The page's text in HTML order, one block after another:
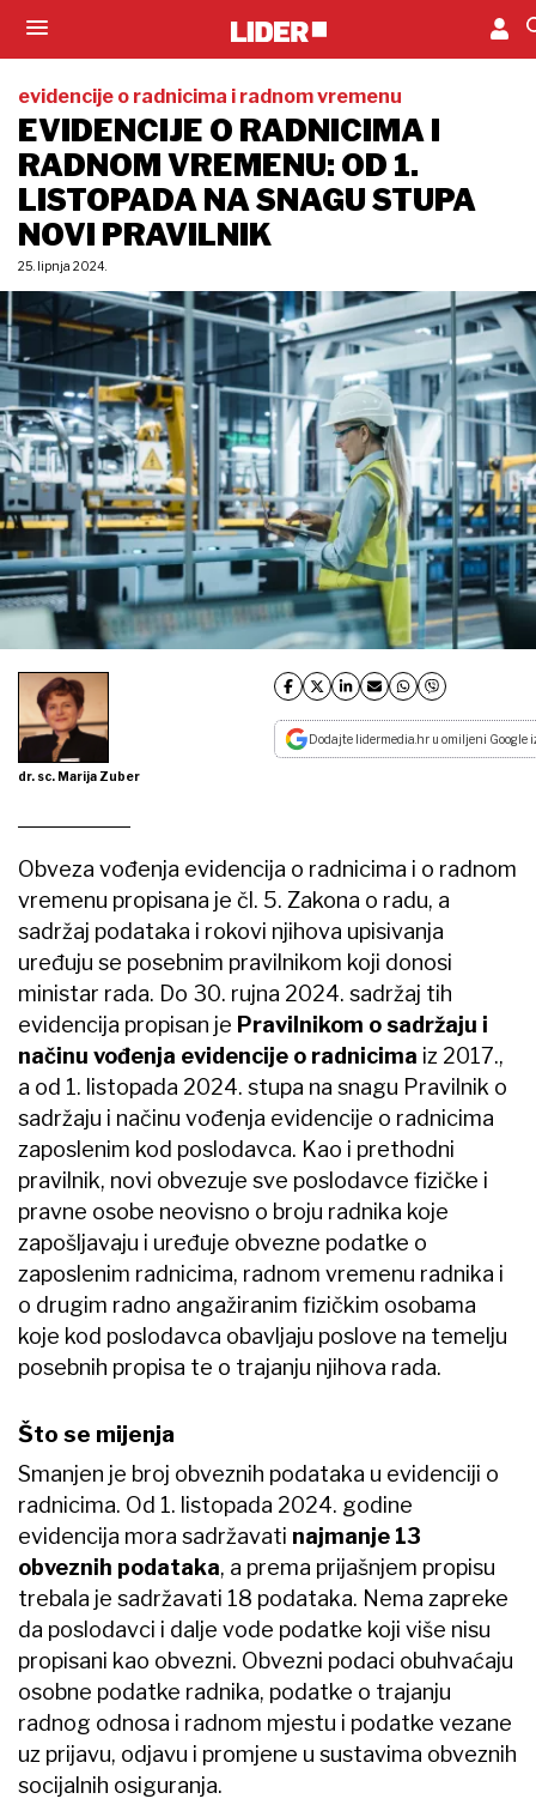
evidencije o radnicima i radnom vremenu
EVIDENCIJE O RADNICIMA I
RADNOM VREMENU: OD 1.
LISTOPADA NA SNAGU STUPA
NOVI PRAVILNIK
25. lipnja 2024.
dr. sc. Marija Zuber
Dodajte lidermedia.hr u omiljeni Google
Obveza vođenja evidencija o radnicima i o radnom
vremenu propisana je čl. 5. Zakona o radu, a
sadržaj podataka i rokovi njihova upisivanja
uređuju se posebnim pravilnikom koji donosi
ministar rada. Do 30. rujna 2024. sadržaj tih
evidencija propisan je Pravilnikom o sadržaju i
načinu vođenja evidencije o radnicima iz 2017.,
a od 1. listopada 2024. stupa na snagu Pravilnik o
sadržaju i načinu vođenja evidencije o radnicima
zaposlenim kod poslodavca. Kao i prethodni
pravilnik, novi obvezuje sve poslodavce fizičke i
pravne osobe neovisno o broju radnika koje
zapošljavaju i uređuje obvezne podatke o
zaposlenim radnicima, radnom vremenu radnika i
o drugim radno angažiranim fizičkim osobama
koje kod poslodavca obavljaju poslove na temelju
posebnih propisa te o trajanju njihova rada.
Što se mijenja
Smanjen je broj obveznih podataka u evidenciji o
radnicima. Od 1. listopada 2024. godine
evidencija mora sadržavati najmanje 13
obveznih podataka, a prema prijašnjem propisu
trebala je sadržavati 18 podataka. Nema zapreke
da poslodavci i dalje vode podatke koji više nisu
propisani kao obvezni. Obvezni podaci obuhvaćaju
osobne podatke radnika, podatke o trajanju
radnog odnosa i radnom mjestu i podatke vezane
uz prijavu, odjavu i promjene u sustavima obveznih
socijalnih osiguranja.